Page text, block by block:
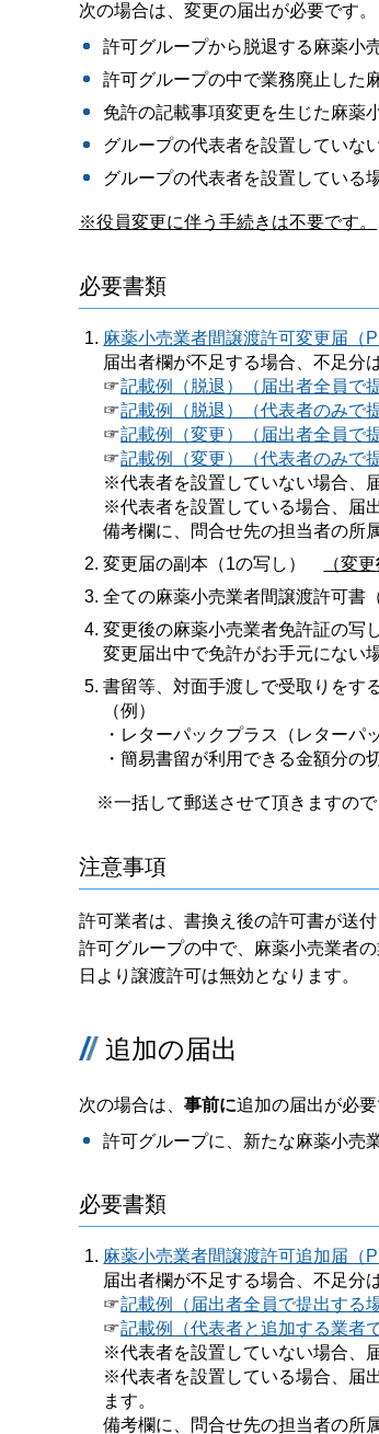
次の場合は、変更の届出が必要です。
許可グループから脱退する麻薬小
許可グループの中で業務廃止した
免許の記載事項変更を生じた麻薬
グループの代表者を設置していな
グループの代表者を設置している
※役員変更に伴う手続きは不要です。
必要書類
麻薬小売業者間譲渡許可変更届（
届出者欄が不足する場合、不足分
☞記載例（脱退）（届出者全員で
☞記載例（脱退）（代表者のみで
☞記載例（変更）（届出者全員で
☞記載例（変更）（代表者のみで
※代表者を設置していない場合、
※代表者を設置している場合、届
備考欄に、問合せ先の担当者の所
変更届の副本（1の写し）
（変更
全ての麻薬小売業者間譲渡許可書
変更後の麻薬小売業者免許証の
変更届出中で免許がお手元にない
書留等、対面手渡しで受取りをす
（例）
・レターパックプラス（レターパ
・簡易書留が利用できる金額分
※一括して郵送させて頂きますので
注意事項
許可業者は、書換え後の許可書が送
許可グループの中で、麻薬小売業者
日より譲渡許可は無効となります。
追加の届出
次の場合は、 事前に追加の届出が必要
許可グループに、新たな麻薬小売
必要書類
麻薬小売業者間譲渡許可追加届（
届出者欄が不足する場合、不足分
☞記載例（届出者全員で提出する
☞記載例（代表者と追加する業者
※代表者を設置していない場合、
※代表者を設置している場合、届
ます。
備考欄に、問合せ先の担当者の所